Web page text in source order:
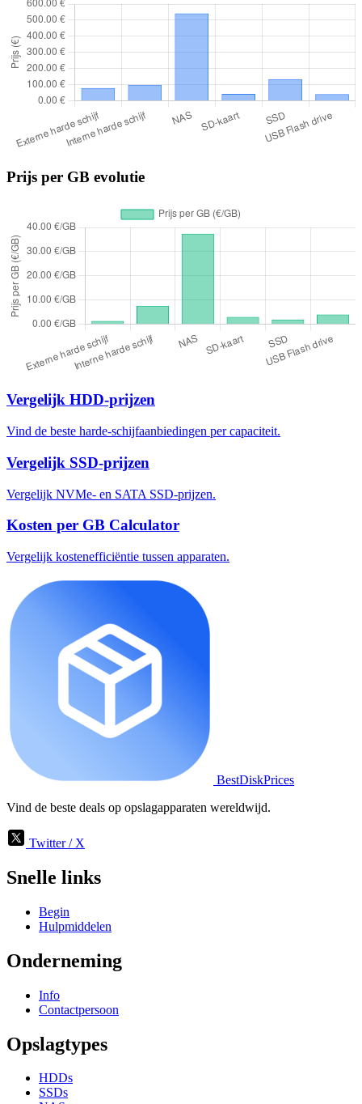
Prijs per GB evolutie
Vergelijk HDD-prijzen
Vind de beste harde-schijfaanbiedingen per capaciteit.
Vergelijk SSD-prijzen
Vergelijk NVMe- en SATA SSD-prijzen.
Kosten per GB Calculator
Vergelijk kostenefficiëntie tussen apparaten.
BestDiskPrices
Vind de beste deals op opslagapparaten wereldwijd.
Twitter / X
Snelle links
Begin
Hulpmiddelen
Onderneming
Info
Contactpersoon
Opslagtypes
HDDs
SSDs